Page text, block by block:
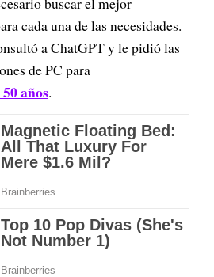
cada una de las necesidades.
a ChatGPT y le pidió las
de PC para
años.